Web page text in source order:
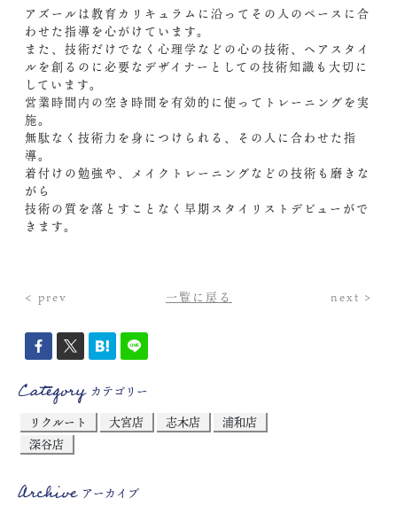
アズールは教育カリキュラムに沿ってその人のペースに合
わせた指導を心がけています。
また、技術だけでなく心理学などの心の技術、ヘアスタイ
ルを創るのに必要なデザイナーとしての技術知識も大切に
しています。
営業時間内の空き時間を有効的に使ってトレーニングを実
施。
無駄なく技術力を身につけられる、その人に合わせた指
導。
着付けの勉強や、メイクトレーニングなどの技術も磨きな
がら
技術の質を落とすことなく早期スタイリストデビューがで
きます。
< prev 一覧に戻る next >
Categoryカテゴリー
リクルート
大宮店 志木店
浦和店
深谷店
Archiveアーカイブ